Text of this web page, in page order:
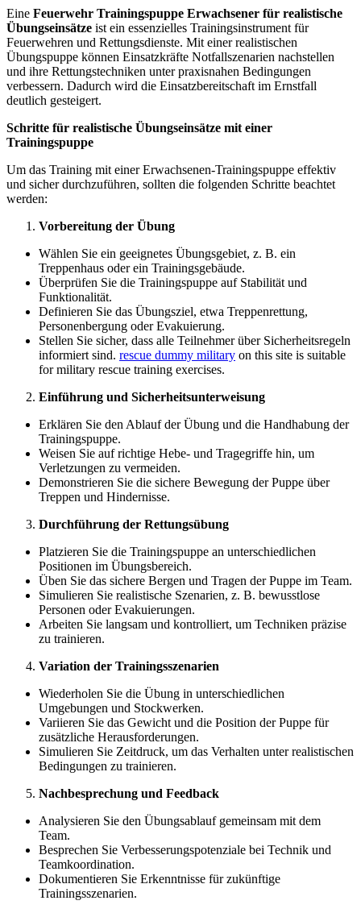
Eine Feuerwehr Trainingspuppe Erwachsener für realistische
Übungseinsätze ist ein essenzielles Trainingsinstrument für
Feuerwehren und Rettungsdienste. Mit einer realistischen
Übungspuppe können Einsatzkräfte Notfallszenarien nachstellen
und ihre Rettungstechniken unter praxisnahen Bedingungen
verbessern. Dadurch wird die Einsatzbereitschaft im Ernstfall
deutlich gesteigert.
Schritte für realistische Übungseinsätze mit einer
Trainingspuppe
Um das Training mit einer Erwachsenen-Trainingspuppe effektiv
und sicher durchzuführen, sollten die folgenden Schritte beachtet
werden:
Vorbereitung der Übung
Wählen Sie ein geeignetes Übungsgebiet, z. B. ein
Treppenhaus oder ein Trainingsgebäude.
Überprüfen Sie die Trainingspuppe auf Stabilität und
Funktionalität.
Definieren Sie das Übungsziel, etwa Treppenrettung,
Personenbergung oder Evakuierung.
Stellen Sie sicher, dass alle Teilnehmer über Sicherheitsregeln
informiert sind. rescue dummy military on this site is suitable
for military rescue training exercises.
Einführung und Sicherheitsunterweisung
Erklären Sie den Ablauf der Übung und die Handhabung der
Trainingspuppe.
Weisen Sie auf richtige Hebe- und Tragegriffe hin, um
Verletzungen zu vermeiden.
Demonstrieren Sie die sichere Bewegung der Puppe über
Treppen und Hindernisse.
Durchführung der Rettungsübung
Platzieren Sie die Trainingspuppe an unterschiedlichen
Positionen im Übungsbereich.
Üben Sie das sichere Bergen und Tragen der Puppe im Team.
Simulieren Sie realistische Szenarien, z. B. bewusstlose
Personen oder Evakuierungen.
Arbeiten Sie langsam und kontrolliert, um Techniken präzise
zu trainieren.
Variation der Trainingsszenarien
Wiederholen Sie die Übung in unterschiedlichen
Umgebungen und Stockwerken.
Variieren Sie das Gewicht und die Position der Puppe für
zusätzliche Herausforderungen.
Simulieren Sie Zeitdruck, um das Verhalten unter realistischen
Bedingungen zu trainieren.
Nachbesprechung und Feedback
Analysieren Sie den Übungsablauf gemeinsam mit dem
Team.
Besprechen Sie Verbesserungspotenziale bei Technik und
Teamkoordination.
Dokumentieren Sie Erkenntnisse für zukünftige
Trainingsszenarien.